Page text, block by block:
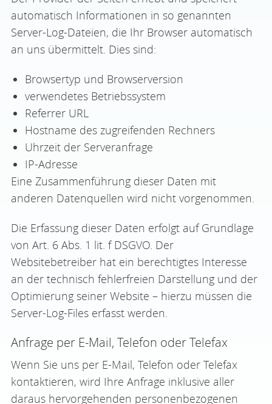
automatisch Informationen in so genannten
Server-Log-Dateien, die Ihr Browser automatisch
an uns übermittelt. Dies sind:
Browsertyp und Browserversion
verwendetes Betriebssystem
Referrer URL
Hostname des zugreifenden Rechners
Uhrzeit der Serveranfrage
IP-Adresse
Eine Zusammenführung dieser Daten mit
anderen Datenquellen wird nicht vorgenommen.
Die Erfassung dieser Daten erfolgt auf Grundlage
von Art. 6 Abs. 1 lit. f DSGVO. Der
Websitebetreiber hat ein berechtigtes Interesse
an der technisch fehlerfreien Darstellung und der
Optimierung seiner Website – hierzu müssen die
Server-Log-Files erfasst werden.
Anfrage per E-Mail, Telefon oder Telefax
Wenn Sie uns per E-Mail, Telefon oder Telefax
kontaktieren, wird Ihre Anfrage inklusive aller
daraus hervorgehenden personenbezogenen